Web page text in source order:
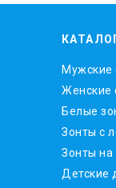
Мужские
Женские
Белые
Зонты с
Зонты на
Детские